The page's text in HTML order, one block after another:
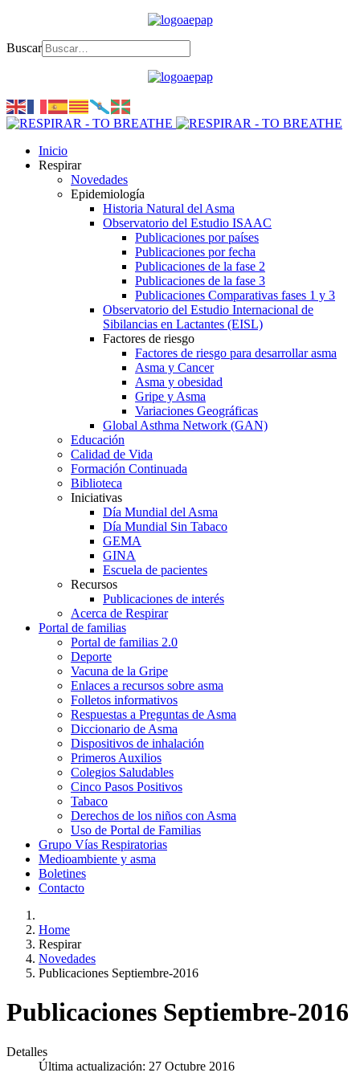
Buscar
Inicio
Respirar
Novedades
Epidemiología
Historia Natural del Asma
Observatorio del Estudio ISAAC
Publicaciones por países
Publicaciones por fecha
Publicaciones de la fase 2
Publicaciones de la fase 3
Publicaciones Comparativas fases 1 y 3
Observatorio del Estudio Internacional de
Sibilancias en Lactantes (EISL)
Factores de riesgo
Factores de riesgo para desarrollar asma
Asma y Cancer
Asma y obesidad
Gripe y Asma
Variaciones Geográficas
Global Asthma Network (GAN)
Educación
Calidad de Vida
Formación Continuada
Biblioteca
Iniciativas
Día Mundial del Asma
Día Mundial Sin Tabaco
GEMA
GINA
Escuela de pacientes
Recursos
Publicaciones de interés
Acerca de Respirar
Portal de familias
Portal de familias 2.0
Deporte
Vacuna de la Gripe
Enlaces a recursos sobre asma
Folletos informativos
Respuestas a Preguntas de Asma
Diccionario de Asma
Dispositivos de inhalación
Primeros Auxilios
Colegios Saludables
Cinco Pasos Positivos
Tabaco
Derechos de los niños con Asma
Uso de Portal de Familias
Grupo Vías Respiratorias
Medioambiente y asma
Boletines
Contacto
Home
Respirar
Novedades
Publicaciones Septiembre-2016
Publicaciones Septiembre-2016
Detalles
Última actualización: 27 Octubre 2016